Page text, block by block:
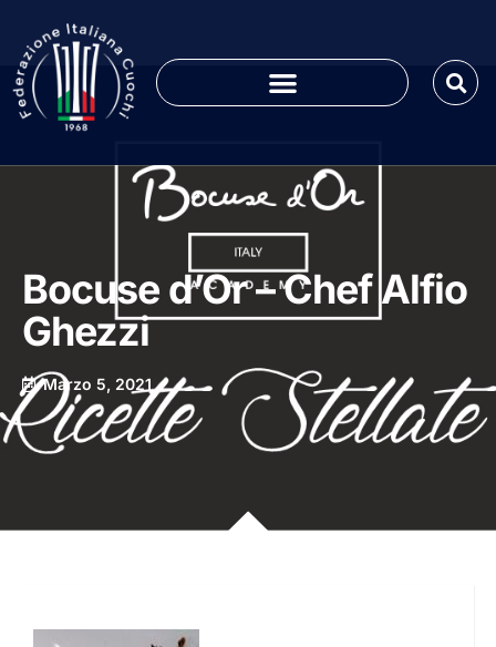
Bocuse d’Or – Chef Alfio
Ghezzi
Marzo 5, 2021